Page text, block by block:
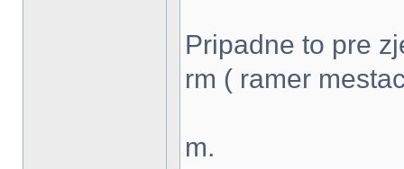
Pripadne to pre
rm ( ramer
m.